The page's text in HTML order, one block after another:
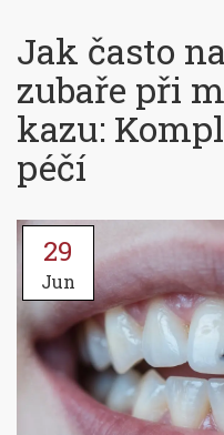
Jak často
zubaře při
kazu:
péčí
29
Jun